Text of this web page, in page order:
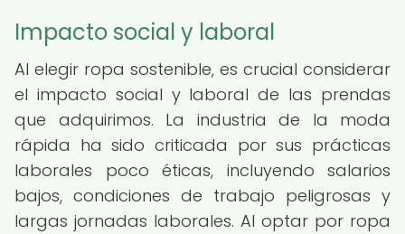
Impacto social y laboral
Al elegir ropa sostenible, es crucial considerar
el impacto social y laboral de las prendas
que adquirimos. La industria de la moda
rápida ha sido criticada por sus prácticas
laborales poco éticas, incluyendo salarios
bajos, condiciones de trabajo peligrosas y
largas jornadas laborales. Al optar por ropa